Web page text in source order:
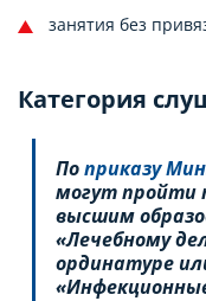
занятия без
Категория
Поприказу
могут пройти
высшим
«Лечебному
ординатуре